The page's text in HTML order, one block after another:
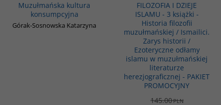
Muzułmańska kultura
konsumpcyjna
Górak-Sosnowska Katarzyna
FILOZOFIA I DZIEJE
ISLAMU - 3 książki -
Historia filozofii
muzułmańskiej / Ismailici.
Zarys historii /
Ezoteryczne odłamy
islamu w muzułmańskiej
literaturze
herezjograficznej - PAKIET
PROMOCYJNY
145.00PLN